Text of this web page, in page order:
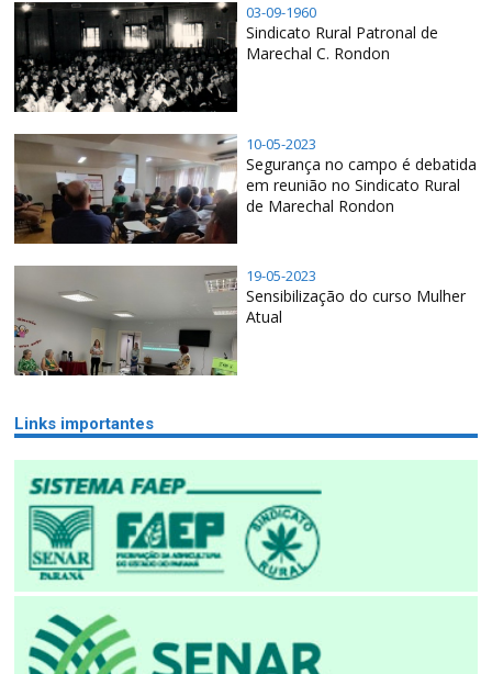
03-09-1960
Sindicato Rural Patronal de
Marechal C. Rondon
10-05-2023
Segurança no campo é debatida
em reunião no Sindicato Rural
de Marechal Rondon
19-05-2023
Sensibilização do curso Mulher
Atual
Links importantes